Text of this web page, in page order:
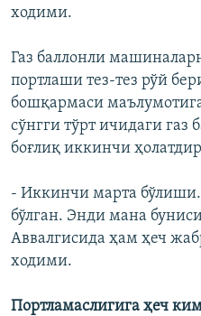
ходими.
Газ баллонли
портлаши тез-тез рўй
бошқармаси
сўнгги тўрт ичидаги газ
боғлиқ иккинчи
- Иккинчи марта
бўлган. Энди мана
Аввалгисида ҳам ҳеч
ходими.
Портламаслигига ҳеч